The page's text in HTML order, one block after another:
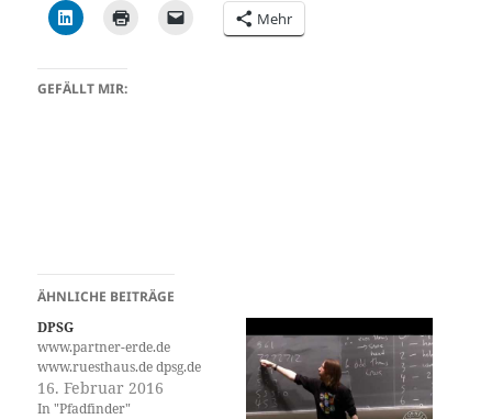
Mehr
GEFÄLLT MIR:
ÄHNLICHE BEITRÄGE
DPSG
www.partner-erde.de
www.ruesthaus.de dpsg.de
16. Februar 2016
In "Pfadfinder"